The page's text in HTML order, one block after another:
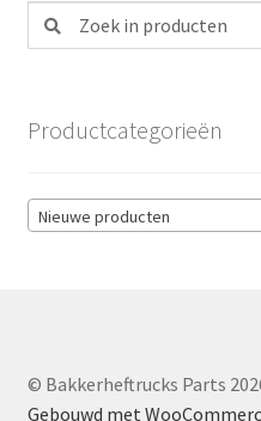
Productcategorieën
Nieuwe producten
© Bakkerheftrucks Parts
Gebouwd met